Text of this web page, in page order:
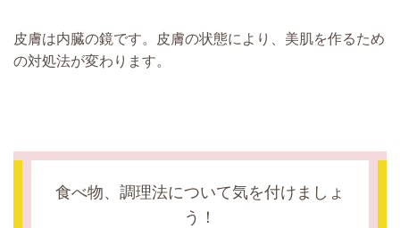
皮膚は内臓の鏡です。皮膚の状態により、美肌を作るため
の対処法が変わります。
食べ物、調理法について気を付けましょ
う！